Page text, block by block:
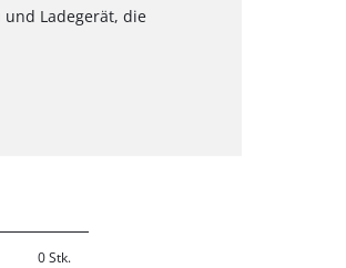
Ladegerät, die
0 Stk.